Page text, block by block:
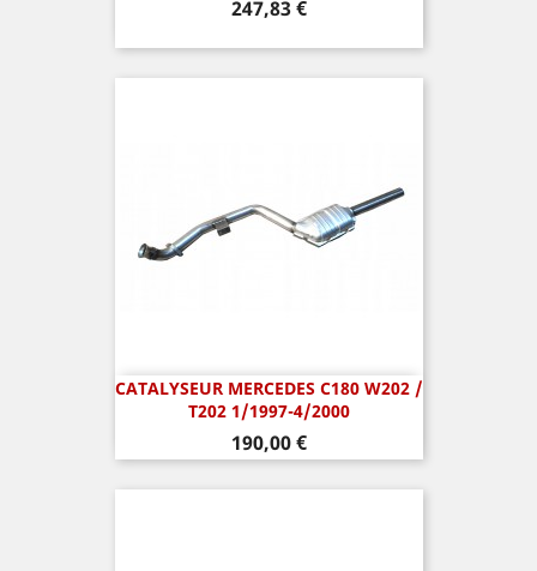
Prix
247,83 €
CATALYSEUR MERCEDES C180 W202 /
T202 1/1997-4/2000
Prix
190,00 €